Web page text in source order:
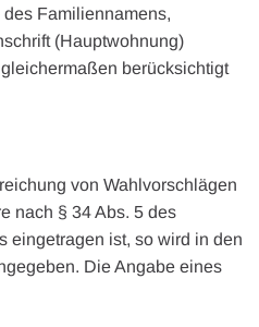
Familiennamens,
(Hauptwohnung)
berücksichtigt
von Wahlvorschlägen
nach § 34 Abs. 5 des
eingetragen ist, so wird in den
Die Angabe eines